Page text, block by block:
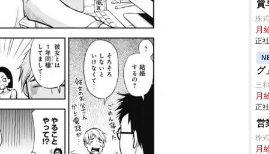
賞
株
月
正
グ
三
月
正
営
株
月